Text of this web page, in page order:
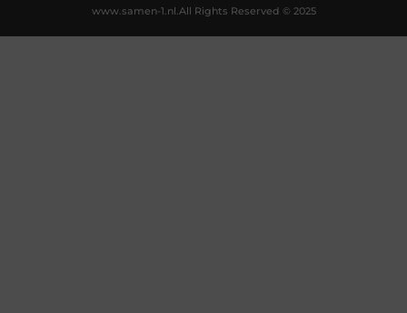
All Rights Reserved © 2025
www.samen-1.nl.